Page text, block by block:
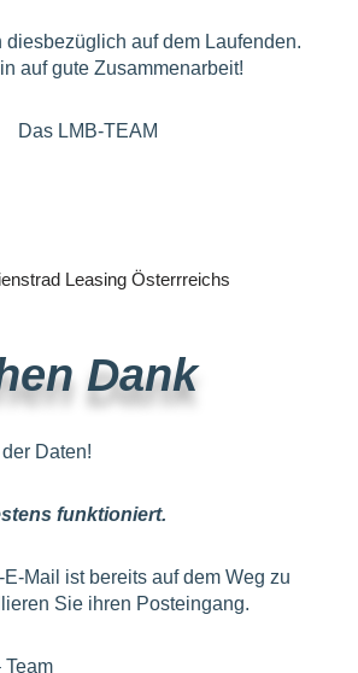
diesbezüglich auf dem Laufenden.
auf gute Zusammenarbeit!
Das LMB-TEAM
Dank
Daten!
funktioniert.
Mail ist bereits auf dem Weg zu
Sie ihren Posteingang.
Team